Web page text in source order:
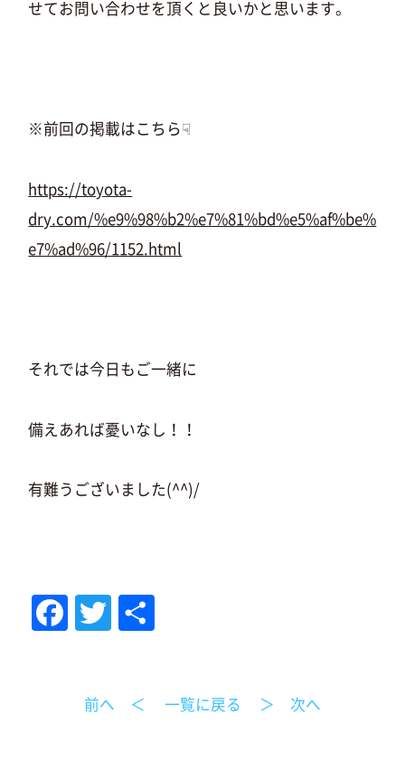
せてお問い合わせを頂くと良いかと思います。
※前回の掲載はこちら☟
https://toyota-
dry.com/%e9%98%b2%e7%81%bd%e5%af%be%
e7%ad%96/1152.html
それでは今日もご一緒に
備えあれば憂いなし！！
有難うございました(^^)/
Fa
ok
T
前へ ＜ 一覧に戻る ＞ 次へ